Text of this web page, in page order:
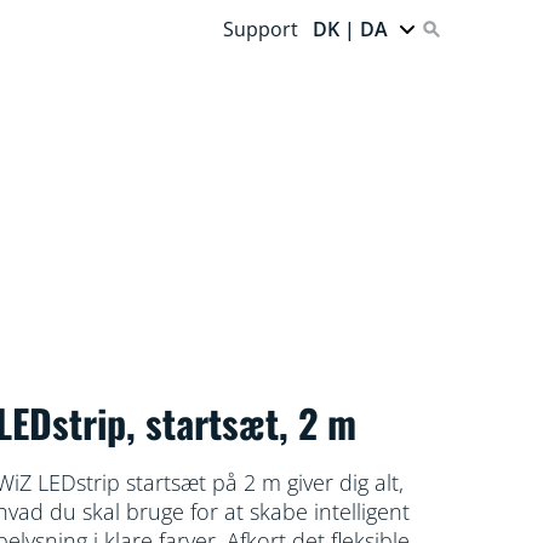
Support DK | DA
startsæt, 2 m
LEDstrip startsæt på 2 m giver dig alt,
du skal bruge for at skabe intelligent